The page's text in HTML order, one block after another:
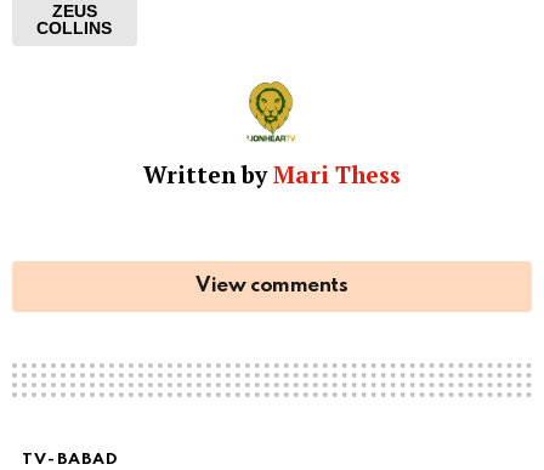
ZEUS
COLLINS
Written byMari Thess
View comments
TV-BABAD